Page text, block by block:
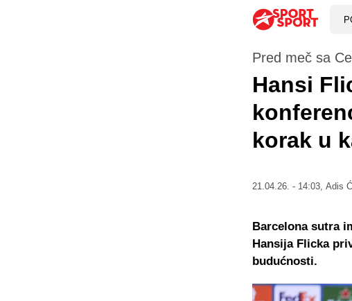
Pred meč sa
Hansi
korak u
21.04.26. - 14:03, Adis
Barcelona sutra
Hansija Flicka
budućnosti.